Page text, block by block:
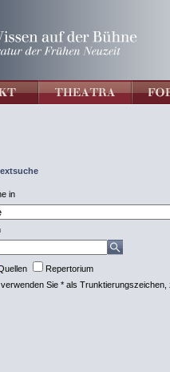
in
Repertorium
verwenden Sie * als Trunktierungszeichen,